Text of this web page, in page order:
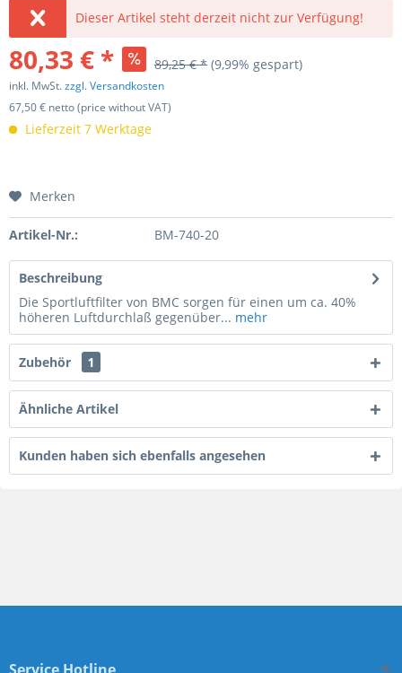
Dieser Artikel steht derzeit nicht zur Verfügung!
80,33 € * 89,25 € * (9,99% gespart)
inkl. MwSt.zzgl. Versandkosten
67,50 € netto (price without VAT)
Lieferzeit 7 Werktage
Merken
Artikel-Nr.: BM-740-20
Beschreibung
Die Sportluftfilter von BMC sorgen für einen um ca. 40%
höheren Luftdurchlaß gegenüber... mehr
Zubehör 1
Ähnliche Artikel
Kunden haben sich ebenfalls angesehen